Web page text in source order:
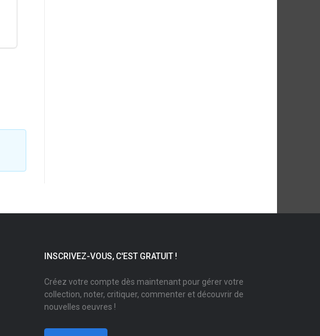
INSCRIVEZ-VOUS, C'EST GRATUIT !
Créez votre compte dès maintenant pour gérer votre
collection, noter, critiquer, commenter et découvrir de
nouvelles oeuvres !